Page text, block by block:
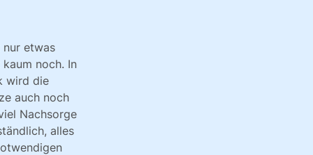
nur etwas
noch. In
wird die
auch noch
Nachsorge
alles